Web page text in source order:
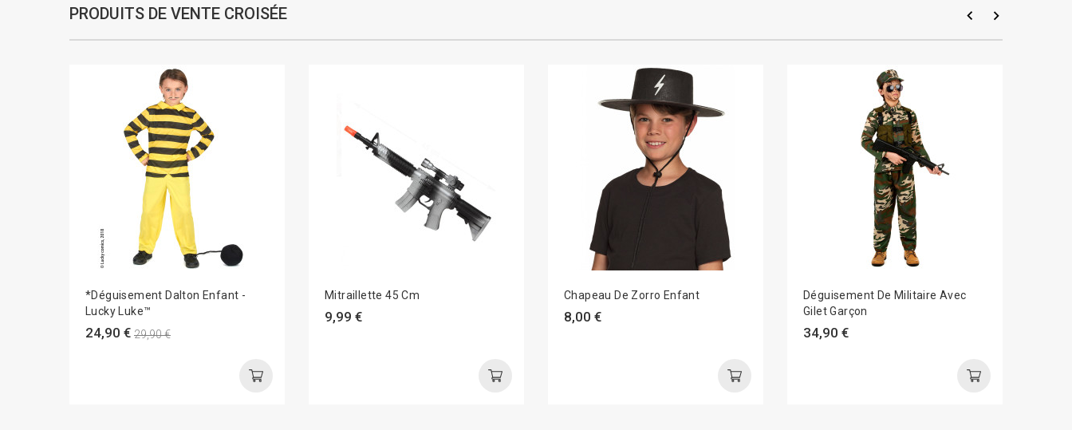
PRODUITS DE VENTE CROISÉE
*Déguisement Dalton Enfant -
Lucky Luke™
24,90 € 29,90 €
Mitraillette 45 Cm
9,99 €
Chapeau De Zorro Enfant
8,00 €
Déguisement De Militaire Avec
Gilet Garçon
34,90 €